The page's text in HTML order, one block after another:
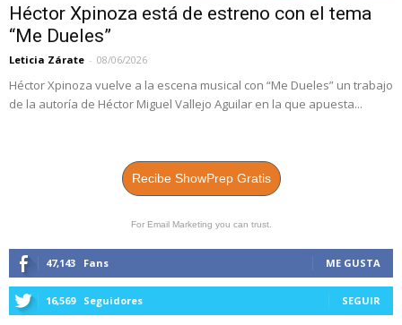
Héctor Xpinoza está de estreno con el tema
“Me Dueles”
Leticia Zárate - 08/06/2026
Héctor Xpinoza vuelve a la escena musical con “Me Dueles” un trabajo
de la autoría de Héctor Miguel Vallejo Aguilar en la que apuesta...
Recibe ShowPrep Gratis
For Email Marketing you can trust.
47,143 Fans ME GUSTA
16,569 Seguidores SEGUIR